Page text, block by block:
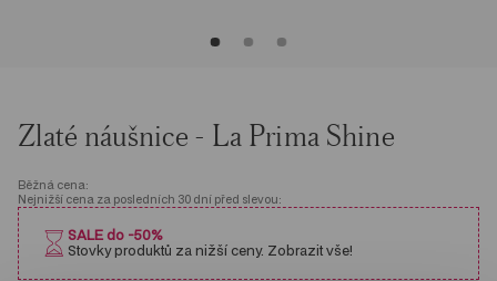
Zlaté náušnice - La Prima Shine
Běžná cena:
Nejnižší cena za posledních 30 dní před slevou:
SALE do -50%
Stovky produktů za nižší ceny. Zobrazit vše!